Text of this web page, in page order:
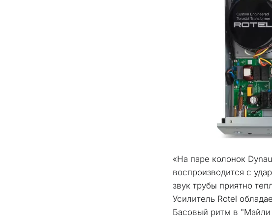
«На паре колонок
воспроизводится с
звук трубы приятно
Усилитель Rotel
Басовый ритм в "Майли